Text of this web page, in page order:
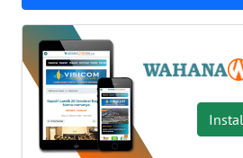
WN
KALTARA
WN
KALSEL